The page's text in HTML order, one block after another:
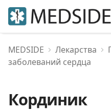
MEDSIDE Лекарства
заболеваний сердца
Кординик